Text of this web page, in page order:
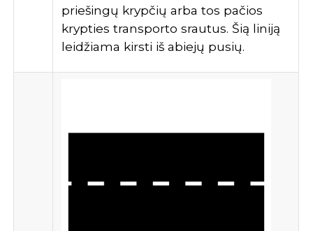
priešingų krypčių arba tos pačios
krypties transporto srautus. Šią liniją
leidžiama kirsti iš abiejų pusių.